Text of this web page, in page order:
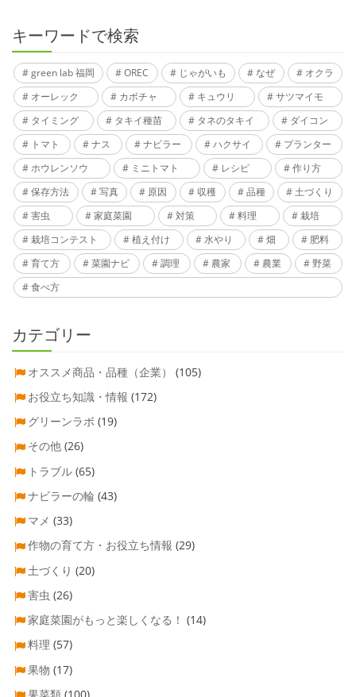
キーワードで検索
green lab 福岡 OREC じゃがいも なぜ
オクラ
オーレック
カボチャ キュウリ
サツマイモ
タイミング
タキイ種苗 タネのタキイ
ダイコン
トマト
ナス ナビラー ハクサイ
プランター
ホウレンソウ
ミニトマト レシピ
作り方
保存方法
写真 原因 収穫 品種
土づくり
害虫
家庭菜園 対策 料理
栽培
栽培コンテスト
植え付け 水やり 畑
肥料
育て方
菜園ナビ 調理 農家 農業
野菜
食べ方
カテゴリー
オススメ商品・品種（企業）
(105)
お役立ち知識・情報 (172)
グリーンラボ (19)
その他 (26)
トラブル (65)
ナビラーの輪 (43)
マメ (33)
作物の育て方・お役立ち情報 (29)
土づくり (20)
害虫 (26)
家庭菜園がもっと楽しくなる！ (14)
料理 (57)
果物 (17)